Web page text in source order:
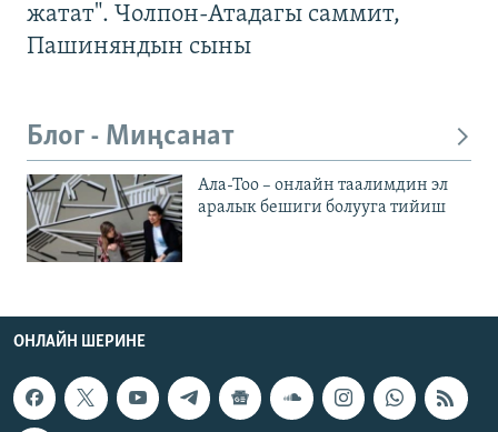
жатат". Чолпон-Атадагы саммит,
Пашиняндын сыны
Блог - Миңсанат
Ала-Тоо – онлайн таалимдин эл
аралык бешиги болууга тийиш
ОНЛАЙН ШЕРИНЕ